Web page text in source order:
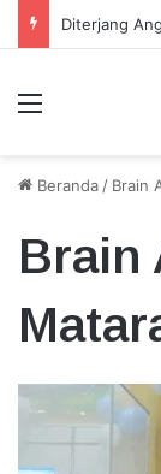
Menu
Beranda / Brain
Brain